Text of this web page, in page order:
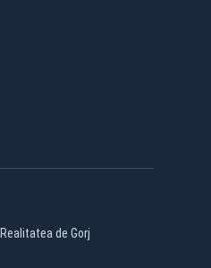
Realitatea de Gorj